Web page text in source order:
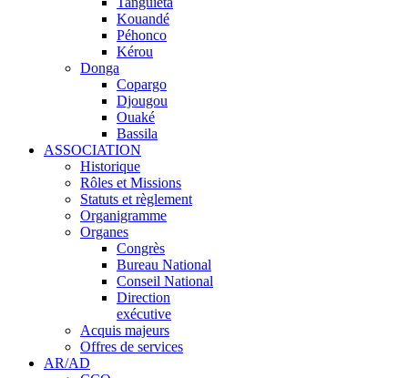
Kouandé
Péhonco
Kérou
Donga
Copargo
Djougou
Ouaké
Bassila
ASSOCIATION
Historique
Rôles et Missions
Statuts et règlement
Organigramme
Organes
Congrès
Bureau National
Conseil National
Direction
exécutive
Acquis majeurs
Offres de services
AR/AD